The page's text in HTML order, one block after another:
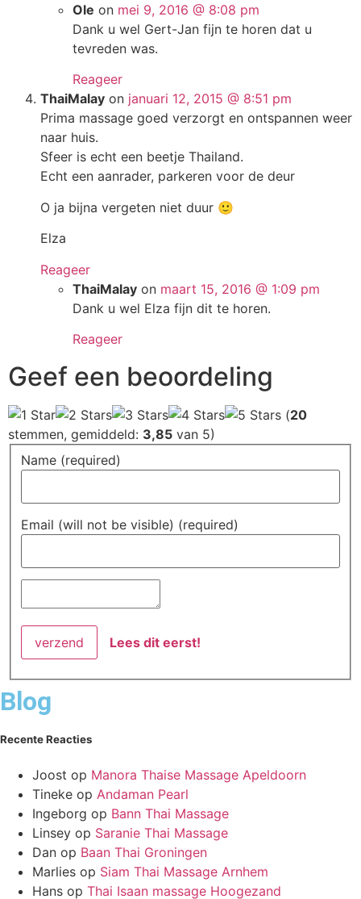
Ole on mei 9, 2016 @ 8:08 pm
Dank u wel Gert-Jan fijn te horen dat u
tevreden was.
Reageer
ThaiMalay on januari 12, 2015 @ 8:51 pm
Prima massage goed verzorgt en ontspannen weer
naar huis.
Sfeer is echt een beetje Thailand.
Echt een aanrader, parkeren voor de deur
O ja bijna vergeten niet duur 🙂
Elza
Reageer
ThaiMalay on maart 15, 2016 @ 1:09 pm
Dank u wel Elza fijn dit te horen.
Reageer
Geef een beoordeling
(20
stemmen, gemiddeld: 3,85 van 5)
Name (required)
Email (will not be visible) (required)
Lees dit eerst!
Blog
Recente Reacties
Joost op Manora Thaise Massage Apeldoorn
Tineke op Andaman Pearl
Ingeborg op Bann Thai Massage
Linsey op Saranie Thai Massage
Dan op Baan Thai Groningen
Marlies op Siam Thai Massage Arnhem
Hans op Thai Isaan massage Hoogezand